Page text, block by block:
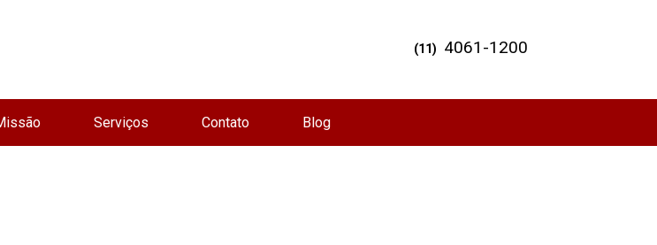
Serviços Contato Blog
(11) 4061-1200